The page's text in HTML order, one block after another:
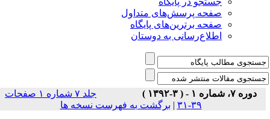
صفحه پرسش‌های متداول
صفحه برترین‌های پایگاه
اطلاع‌رسانی به دوستان
دوره ۷، شماره ۱ - ( ۳-۱۳۹۲ )
جلد ۷ شماره ۱ صفحات
۳۹-۳۱
|برگشت به فهرست نسخه ها